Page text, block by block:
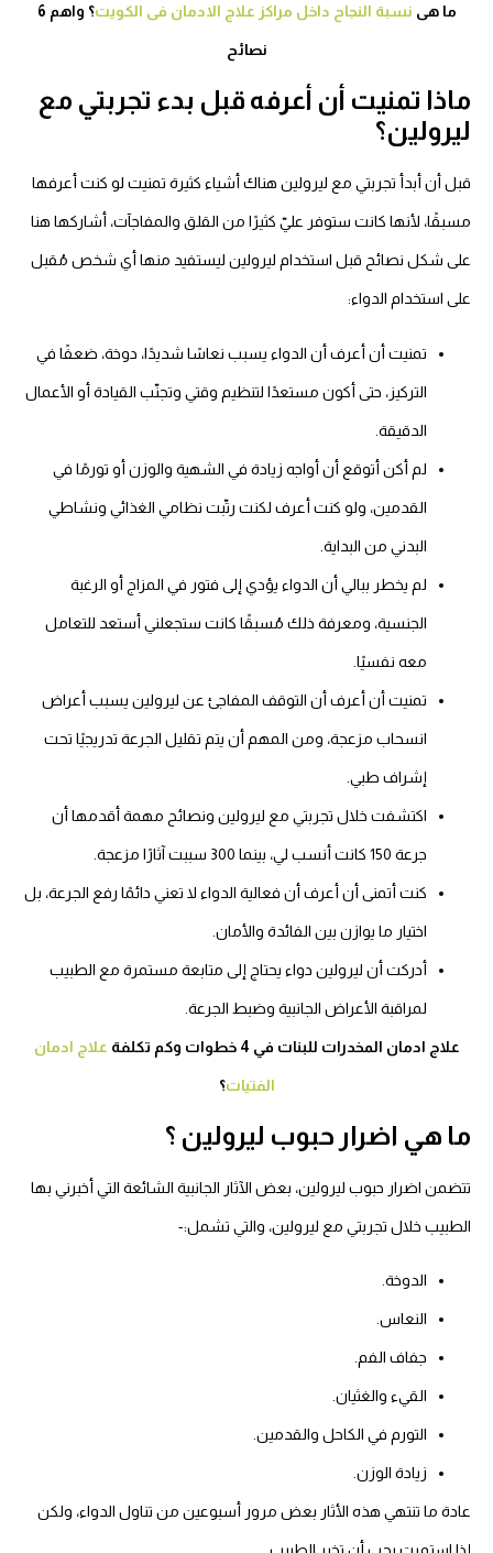
ما هى نسبة النجاح داخل مراكز علاج الادمان فى الكويت ؟ واهم 6
نصائح
تمنيت أن أعرفه قبل بدء تجربتي مع
أن أبدأ تجربتي مع ليرولين هناك أشياء كثيرة تمنيت لو كنت أعرفها
لأنها كانت ستوفر عليّ كثيرًا من القلق والمفاجآت، أشاركها هنا
شكل نصائح قبل استخدام ليرولين ليستفيد منها أي شخص مُقبل
استخدام الدواء:
تمنيت أن أعرف أن الدواء يسبب نعاسًا شديدًا، دوخة، ضعفًا في
التركيز، حتى أكون مستعدًا لتنظيم وقتي وتجنّب القيادة أو الأعمال
الدقيقة.
لم أكن أتوقع أن أواجه زيادة في الشهية والوزن أو تورمًا في
القدمين، ولو كنت أعرف لكنت رتّبت نظامي الغذائي ونشاطي
البدني من البداية.
لم يخطر ببالي أن الدواء يؤدي إلى فتور في المزاج أو الرغبة
الجنسية، ومعرفة ذلك مُسبقًا كانت ستجعلني أستعد للتعامل
معه نفسيًا.
تمنيت أن أعرف أن التوقف المفاجئ عن ليرولين يسبب أعراض
انسحاب مزعجة، ومن المهم أن يتم تقليل الجرعة تدريجيًا تحت
إشراف طبي.
اكتشفت خلال تجربتي مع ليرولين ونصائح مهمة أقدمها أن
جرعة 150 كانت أنسب لي، بينما 300 سببت آثارًا مزعجة.
كنت أتمنى أن أعرف أن فعالية الدواء لا تعني دائمًا رفع الجرعة، بل
اختيار ما يوازن بين الفائدة والأمان.
أدركت أن ليرولين دواء يحتاج إلى متابعة مستمرة مع الطبيب
لمراقبة الأعراض الجانبية وضبط الجرعة.
علاج ادمان المخدرات للبنات في 4 خطوات وكم تكلفة علاج ادمان
الفتيات؟
هي اضرار حبوب ليرولين ؟
اضرار حبوب ليرولين، بعض الآثار الجانبية الشائعة التي أخبرني بها
خلال تجربتي مع ليرولين، والتي تشمل:-
الدوخة.
النعاس.
جفاف الفم.
القيء والغثيان.
التورم في الكاحل والقدمين.
زيادة الوزن.
ما تنتهي هذه الأثار بعض مرور أسبوعين من تناول الدواء، ولكن